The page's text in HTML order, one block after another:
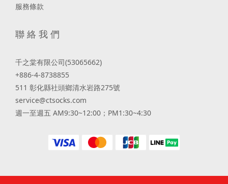
服務條款
聯 絡 我 們
千之棠有限公司(53065662)
+886-4-8738855
511 彰化縣社頭鄉清水岩路275號
service@ctsocks.com
週一至週五 AM9:30~12:00；PM1:30~4:30